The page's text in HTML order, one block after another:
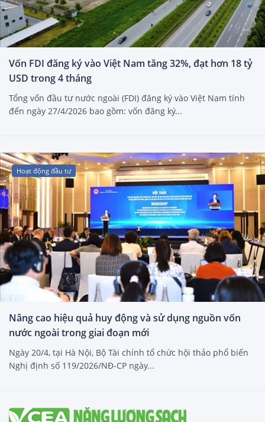
Vốn FDI đăng ký vào Việt Nam tăng 32%, đạt hơn 18 tỷ
USD trong 4 tháng
Tổng vốn đầu tư nước ngoài (FDI) đăng ký vào Việt Nam tính
đến ngày 27/4/2026 bao gồm: vốn đăng ký...
Hoạt động đầu tư
Nâng cao hiệu quả huy động và sử dụng nguồn vốn
nước ngoài trong giai đoạn mới
Ngày 20/4, tại Hà Nội, Bộ Tài chính tổ chức hội thảo phổ biến
Nghị định số 119/2026/NĐ-CP ngày...